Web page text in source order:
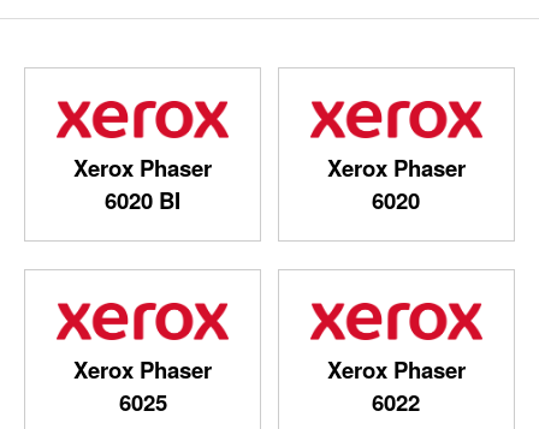
Xerox Phaser
6020
Xerox Phaser
6020 BI
Xerox Phaser
6022
Xerox Phaser
6025